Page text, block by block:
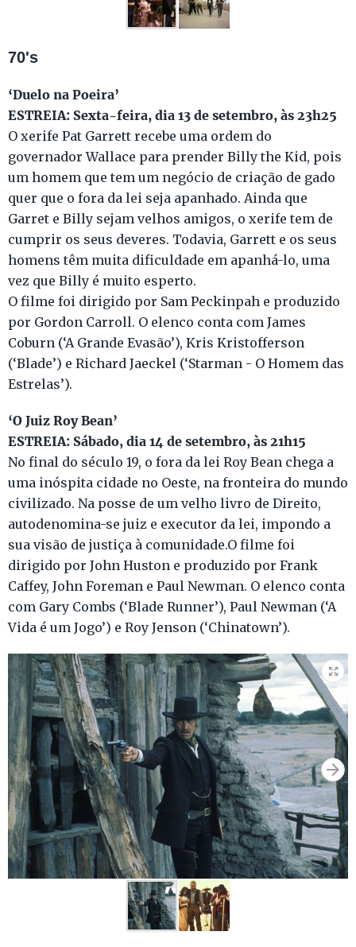
70's
‘Duelo na Poeira’
ESTREIA: Sexta-feira, dia 13 de setembro, às 23h25
O xerife Pat Garrett recebe uma ordem do
governador Wallace para prender Billy the Kid, pois
um homem que tem um negócio de criação de gado
quer que o fora da lei seja apanhado. Ainda que
Garret e Billy sejam velhos amigos, o xerife tem de
cumprir os seus deveres. Todavia, Garrett e os seus
homens têm muita dificuldade em apanhá-lo, uma
vez que Billy é muito esperto.
O filme foi dirigido por Sam Peckinpah e produzido
por Gordon Carroll. O elenco conta com James
Coburn (‘A Grande Evasão’), Kris Kristofferson
(‘Blade’) e Richard Jaeckel (‘Starman - O Homem das
Estrelas’).
‘O Juiz Roy Bean’
ESTREIA: Sábado, dia 14 de setembro, às 21h15
No final do século 19, o fora da lei Roy Bean chega a
uma inóspita cidade no Oeste, na fronteira do mundo
civilizado. Na posse de um velho livro de Direito,
autodenomina-se juiz e executor da lei, impondo a
sua visão de justiça à comunidade.O filme foi
dirigido por John Huston e produzido por Frank
Caffey, John Foreman e Paul Newman. O elenco conta
com Gary Combs (‘Blade Runner’), Paul Newman (‘A
Vida é um Jogo’) e Roy Jenson (‘Chinatown’).